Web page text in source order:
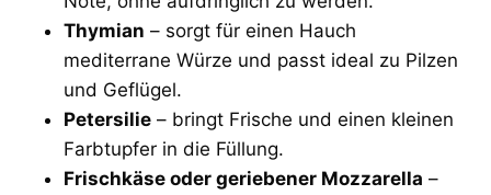
Thymian – sorgt für einen Hauch
mediterrane Würze und passt ideal zu Pilzen
und Geflügel.
Petersilie – bringt Frische und einen kleinen
Farbtupfer in die Füllung.
Frischkäse oder geriebener Mozzarella –